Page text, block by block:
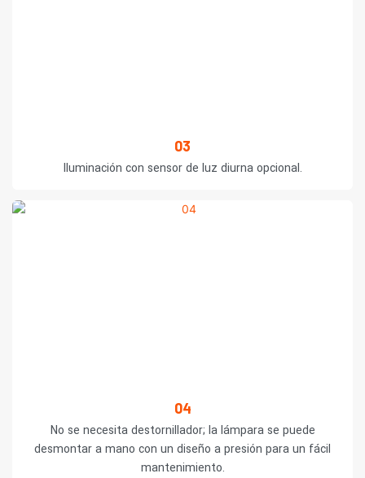
03
Iluminación con sensor de luz diurna opcional.
04
No se necesita destornillador; la lámpara se puede
desmontar a mano con un diseño a presión para un fácil
mantenimiento.